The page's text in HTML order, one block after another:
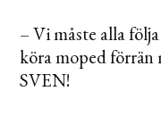
– Vi måste alla
köra moped
SVEN!